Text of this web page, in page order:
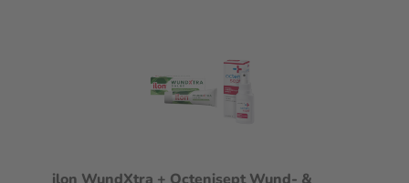
ilon WundXtra + Octenisept Wund- &